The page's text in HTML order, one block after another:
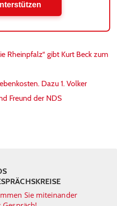
Rheinpfalz“ gibt Kurt Beck zum
Dazu 1. Volker
Freund der NDS
Sie miteinander